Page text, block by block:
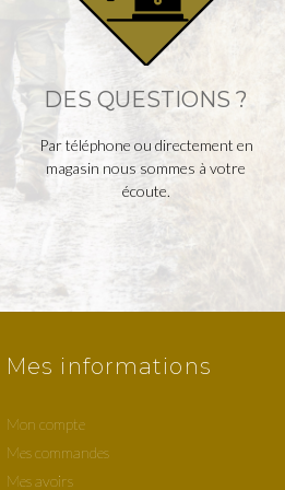
DES QUESTIONS ?
Par téléphone ou directement en
magasin nous sommes à votre
écoute.
Mes informations
Mon compte
Mes commandes
Mes avoirs